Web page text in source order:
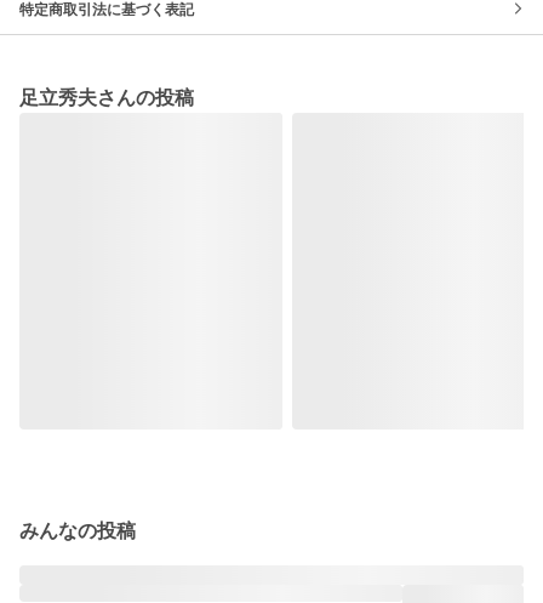
特定商取引法に基づく表記
足立秀夫さんの投稿
みんなの投稿